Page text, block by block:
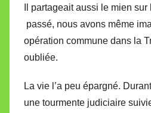
Il partageait aussi le mien sur
passé, nous avons même
opération commune dans la
oubliée.
La vie l’a peu épargné.
une tourmente judiciaire